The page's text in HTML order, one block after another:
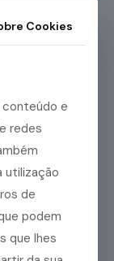
Cookies
conteúdo e
redes
utilização
de
podem
que lhes